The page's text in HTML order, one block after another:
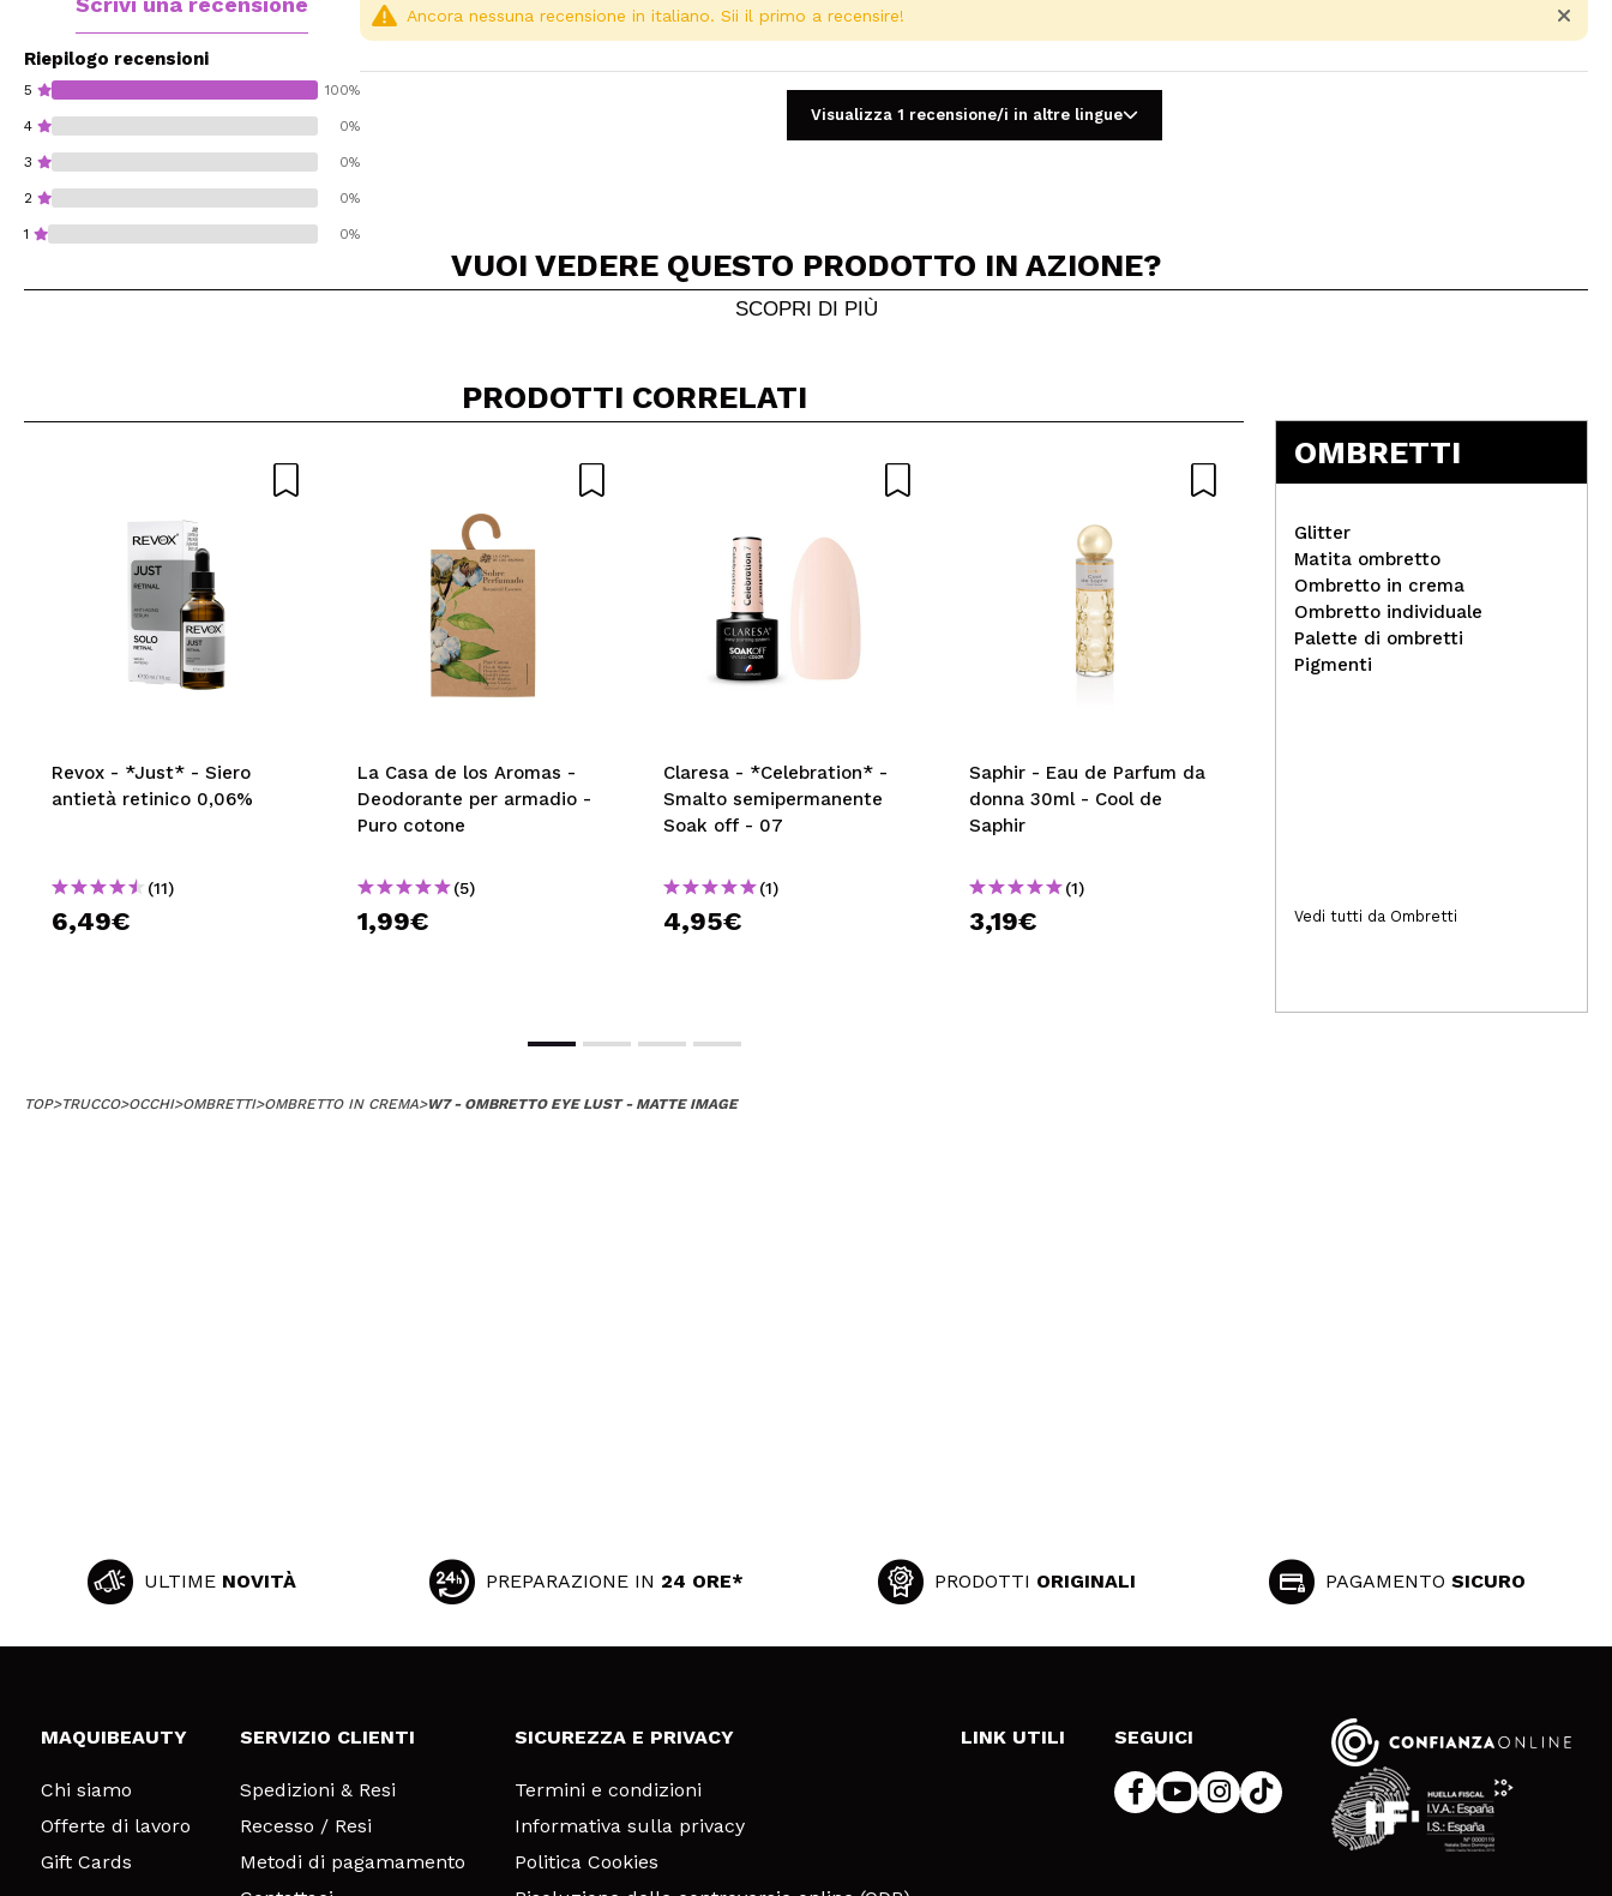
Riepilogo recensioni
5 100%
4 0%
3 0%
2 0%
1 0%
Condividi un video o una foto
Il tuo video potrebbe essere il primo. Immaginalo...
INVIA
Ancora nessuna recensione in italiano. Sii il primo a recensire!
Visualizza 1 recensione/i in altre lingue
VUOI VEDERE QUESTO PRODOTTO IN AZIONE?
SCOPRI DI PIÙ
PRODOTTI CORRELATI
Revox - *Just* - Siero
antietà retinico 0,06%
(11)
6,49€
La Casa de los Aromas -
Deodorante per armadio -
Puro cotone
(5)
1,99€
Claresa - *Celebration* -
Smalto semipermanente
Soak off - 07
(1)
4,95€
Saphir - Eau de Parfum da
donna 30ml - Cool de
Saphir
(1)
3,19€
Technic Cosmetics -
Summer VIbes Olio per
1,69€
OMBRETTI
Glitter
Matita ombretto
Ombretto in crema
Ombretto individuale
Palette di ombretti
Pigmenti
Vedi tutti da Ombretti
TOP>TRUCCO>OCCHI>OMBRETTI>OMBRETTO IN CREMA>W7 - OMBRETTO EYE LUST - MATTE IMAGE
ULTIME NOVITÀ PREPARAZIONE IN 24 ORE* PRODOTTI ORIGINALI PAGAMENTO SICURO
MAQUIBEAUTY
Chi siamo
Offerte di lavoro
Gift Cards
SERVIZIO CLIENTI
Spedizioni & Resi
Recesso / Resi
Metodi di pagamamento
SICUREZZA E PRIVACY
Termini e condizioni
Informativa sulla privacy
Politica Cookies
LINK UTILI SEGUICI